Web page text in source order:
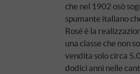
che nel 1902 osò
spumante italiano
Rosé è la
una classe che non
vendita solo circa
dodici anni nelle